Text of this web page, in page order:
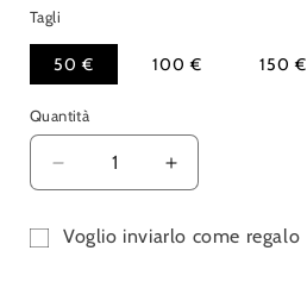
Tagli
50 € 100 € 150 €
Quantità
Quantità
Diminuisci
quantità
per
Buono
Aumenta
quantità
per
Buono
Voglio inviarlo come regalo